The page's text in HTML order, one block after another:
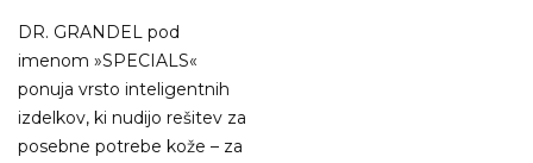
DR. GRANDEL pod
imenom »SPECIALS«
ponuja vrsto inteligentnih
izdelkov, ki nudijo rešitev za
posebne potrebe kože – za